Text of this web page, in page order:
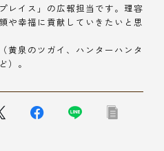
レイス」の広報担当です。理容
や幸福に貢献していきたいと思
黄泉のツガイ、ハンターハンタ
）。